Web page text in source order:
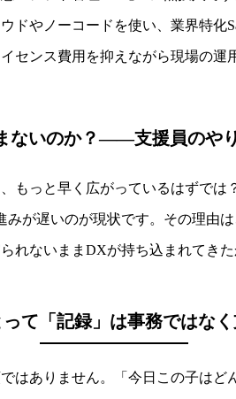
ドやノーコードを使い、業界特化
センス費用を抑えながら現場の運
ないのか？――支援員のや
もっと早く広がっているはずで
が遅いのが現状です。その理由
ないままDXが持ち込まれてきた
て「記録」は事務ではな
はありません。「今日この子は